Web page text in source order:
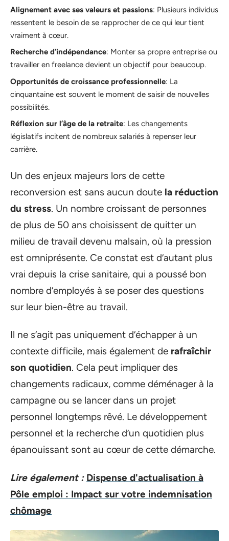
Alignement avec ses valeurs et passions: Plusieurs individus
ressentent le besoin de se rapprocher de ce qui leur tient
vraiment à cœur.
Recherche d’indépendance: Monter sa propre entreprise ou
travailler en freelance devient un objectif pour beaucoup.
Opportunités de croissance professionnelle: La
cinquantaine est souvent le moment de saisir de nouvelles
possibilités.
Réflexion sur l’âge de la retraite: Les changements
législatifs incitent de nombreux salariés à repenser leur
carrière.
Un des enjeux majeurs lors de cette
reconversion est sans aucun doute la réduction
du stress. Un nombre croissant de personnes
de plus de 50 ans choisissent de quitter un
milieu de travail devenu malsain, où la pression
est omniprésente. Ce constat est d’autant plus
vrai depuis la crise sanitaire, qui a poussé bon
nombre d’employés à se poser des questions
sur leur bien-être au travail.
Il ne s’agit pas uniquement d’échapper à un
contexte difficile, mais également de rafraîchir
son quotidien. Cela peut impliquer des
changements radicaux, comme déménager à la
campagne ou se lancer dans un projet
personnel longtemps rêvé. Le développement
personnel et la recherche d’un quotidien plus
épanouissant sont au cœur de cette démarche.
Lire également : Dispense d'actualisation à
Pôle emploi : Impact sur votre indemnisation
chômage